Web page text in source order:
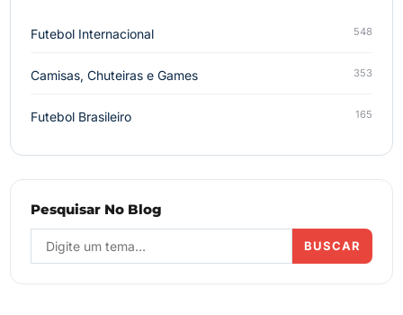
Futebol Internacional 548
Camisas, Chuteiras e Games 353
Futebol Brasileiro 165
Pesquisar No Blog
BUSCAR